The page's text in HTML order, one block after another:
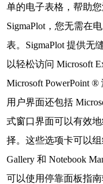
单的电子表格，帮助
SigmaPlot，您无需在
表。SigmaPlot 提供无
以轻松访问 Microsoft
Microsoft PowerPoint
用户界面还包括
式窗口界面可以有效
择。这些选项卡可以
Gallery 和 Notebook
可以使用停靠面板指